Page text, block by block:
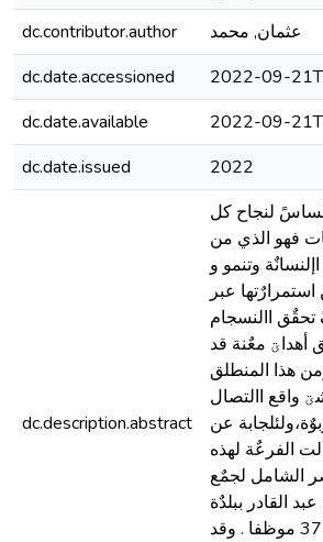
dc.contributor.author
عثمان, محمد
dc.date.accessioned
2022-09-
dc.date.available
2022-09-
dc.date.issued
2022
dc.description.abstract
لنجاح كل
فهو الذي من
وتنمو و
عبر
االنسجام
أهداؾ معٌنة قد
هذا المنطلق
واقع االتصال
عن
الفرعٌة لهذه
الشامل لجمٌع
ببلدٌة
مزؼران و البالػ عددهم 37 موظفا . وقد